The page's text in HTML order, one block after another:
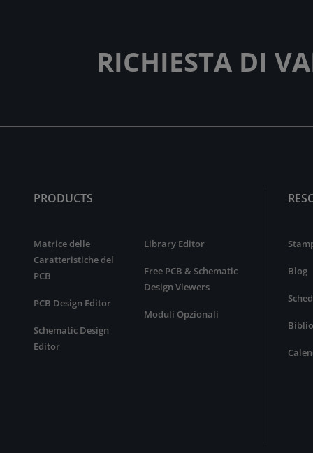
RICHIESTA DI
PRODUCTS
Matrice delle
Caratteristiche del
PCB
PCB Design Editor
Schematic Design
Editor
Library Editor
Free PCB & Schematic
Design Viewers
Moduli Opzionali
Blog